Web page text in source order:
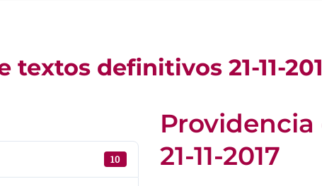
textos definitivos 21-11-
10
21-11-2017